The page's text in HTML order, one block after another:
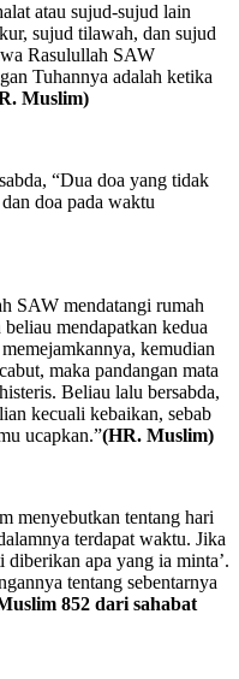
atau sujud-sujud lain
sujud tilawah, dan sujud
Rasulullah SAW
Tuhannya adalah ketika
Muslim)
“Dua doa yang tidak
doa pada waktu
SAW mendatangi rumah
mendapatkan kedua
kemudian
maka pandangan mata
Beliau lalu bersabda,
kecuali kebaikan, sebab
ucapkan.”(HR. Muslim)
menyebutkan tentang hari
terdapat waktu. Jika
apa yang ia minta’.
tentang sebentarnya
852 dari sahabat